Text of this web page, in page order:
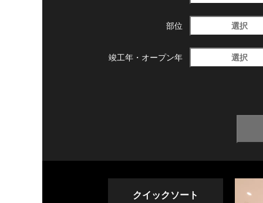
部位 選択
竣工年・ オープン年 選択
クイックソート